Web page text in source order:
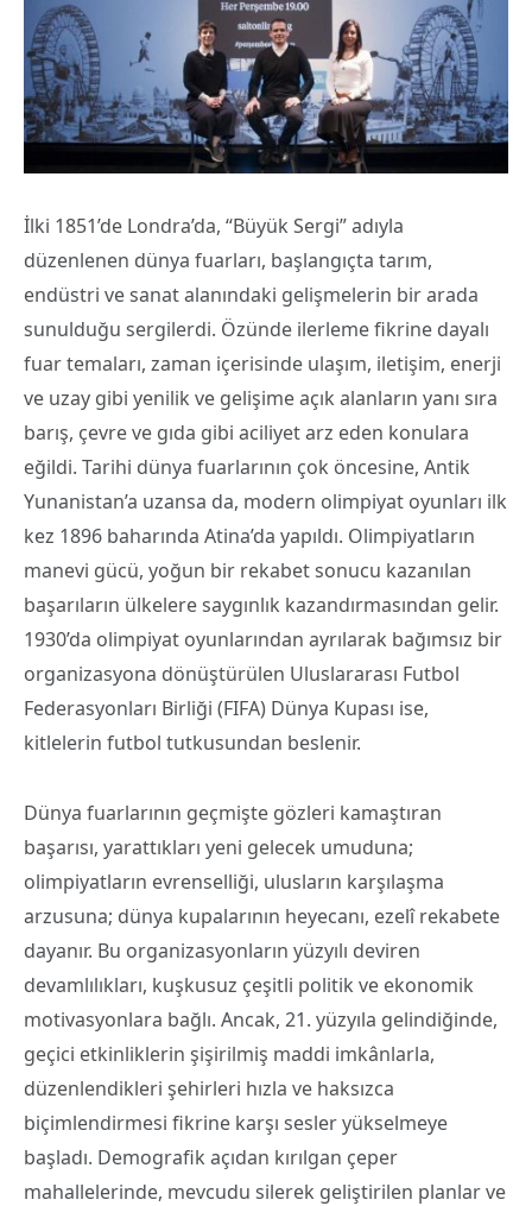
İlki 1851’de Londra’da, “Büyük Sergi” adıyla
düzenlenen dünya fuarları, başlangıçta tarım,
endüstri ve sanat alanındaki gelişmelerin bir arada
sunulduğu sergilerdi. Özünde ilerleme fikrine dayalı
fuar temaları, zaman içerisinde ulaşım, iletişim, enerji
ve uzay gibi yenilik ve gelişime açık alanların yanı sıra
barış, çevre ve gıda gibi aciliyet arz eden konulara
eğildi. Tarihi dünya fuarlarının çok öncesine, Antik
Yunanistan’a uzansa da, modern olimpiyat oyunları ilk
kez 1896 baharında Atina’da yapıldı. Olimpiyatların
manevi gücü, yoğun bir rekabet sonucu kazanılan
başarıların ülkelere saygınlık kazandırmasından gelir.
1930’da olimpiyat oyunlarından ayrılarak bağımsız bir
organizasyona dönüştürülen Uluslararası Futbol
Federasyonları Birliği (FIFA) Dünya Kupası ise,
kitlelerin futbol tutkusundan beslenir.
Dünya fuarlarının geçmişte gözleri kamaştıran
başarısı, yarattıkları yeni gelecek umuduna;
olimpiyatların evrenselliği, ulusların karşılaşma
arzusuna; dünya kupalarının heyecanı, ezelî rekabete
dayanır. Bu organizasyonların yüzyılı deviren
devamlılıkları, kuşkusuz çeşitli politik ve ekonomik
motivasyonlara bağlı. Ancak, 21. yüzyıla gelindiğinde,
geçici etkinliklerin şişirilmiş maddi imkânlarla,
düzenlendikleri şehirleri hızla ve haksızca
biçimlendirmesi fikrine karşı sesler yükselmeye
başladı. Demografik açıdan kırılgan çeper
mahallelerinde, mevcudu silerek geliştirilen planlar ve